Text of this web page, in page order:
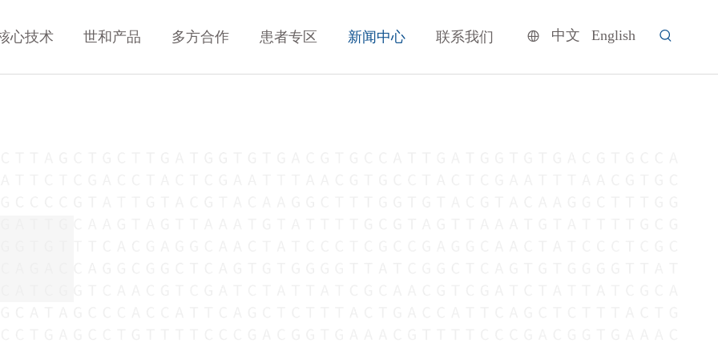
心技术 世和产品 多方合作 患者专区 新闻中心 联系我们 中文 English